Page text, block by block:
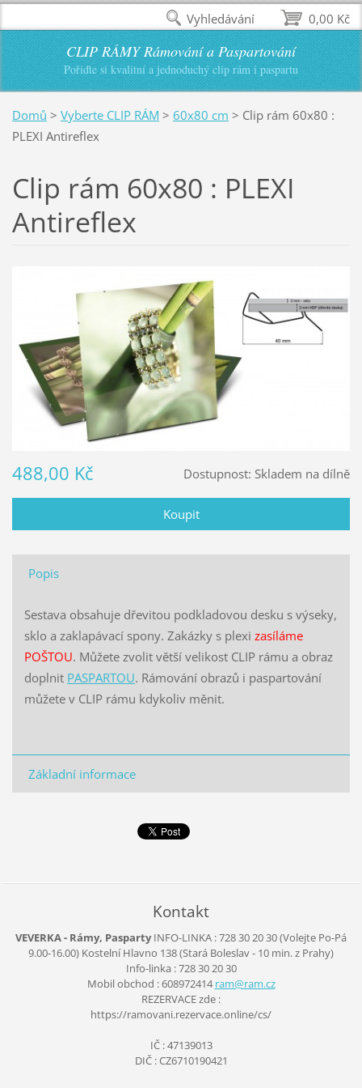
CLIP RÁMY Rámování a Paspartování
Pořiďte si kvalitní a jednoduchý clip rám i paspartu
Domů > Vyberte CLIP RÁM > 60x80 cm > Clip rám 60x80 :
PLEXI Antireflex
Clip rám 60x80 : PLEXI
Antireflex
Dostupnost: Skladem na dílně
488,00 Kč
Popis
Sestava obsahuje dřevitou podkladovou desku s výseky,
sklo a zaklapávací spony. Zakázky s plexi zasíláme
POŠTOU. Můžete zvolit větší velikost CLIP rámu a obraz
doplnit PASPARTOU. Rámování obrazů i paspartování
můžete v CLIP rámu kdykoliv měnit.
Základní informace
Kontakt
VEVERKA - Rámy, Pasparty INFO-LINKA : 728 30 20 30 (Volejte Po-Pá
9.00-16.00) Kostelní Hlavno 138(Stará Boleslav - 10 min. z Prahy)
Info-linka : 728 30 20 30
Mobil obchod : 608972414ram@ram.cz
REZERVACE zde :
https://ramovani.rezervace.online/cs/
IČ : 47139013
DIČ : CZ6710190421
0,00 Kč
Vyhledávání